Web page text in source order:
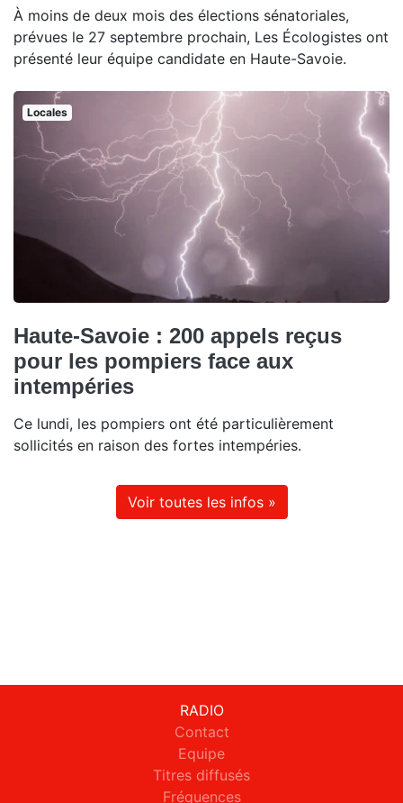
À moins de deux mois des élections sénatoriales,
prévues le 27 septembre prochain, Les Écologistes ont
présenté leur équipe candidate en Haute-Savoie.
Locales
Haute-Savoie : 200 appels reçus
pour les pompiers face aux
intempéries
Ce lundi, les pompiers ont été particulièrement
sollicités en raison des fortes intempéries.
Voir toutes les infos »
RADIO
Contact
Equipe
Titres diffusés
Fréquences